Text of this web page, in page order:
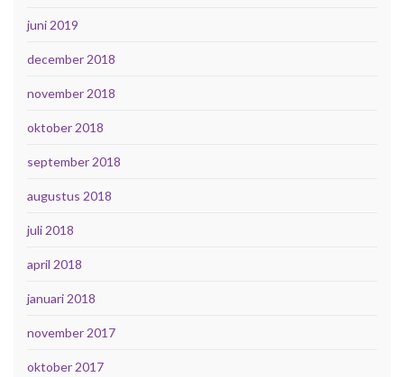
juni 2019
december 2018
november 2018
oktober 2018
september 2018
augustus 2018
juli 2018
april 2018
januari 2018
november 2017
oktober 2017